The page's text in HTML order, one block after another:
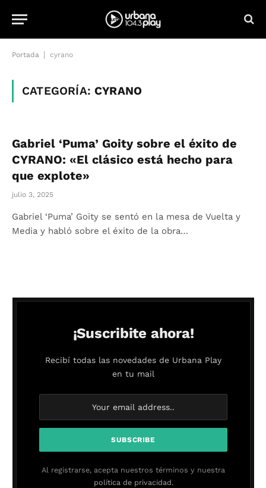
Portada cyrano
CATEGORÍA:CYRANO
Gabriel ‘Puma’ Goity sobre el éxito de
CYRANO: «El clásico está hecho para
que explote»
julio 3, 2025
Gabriel ‘Puma’ Goity se sentó en la mesa de Vuelta y
Media y habló sobre el éxito de la obra…
¡Suscribite ahora!
Recibí todas las novedades de Urbana Play
en tu mail
Al registrarse, acepta nuestros términos y nuestra
política de privacidad.